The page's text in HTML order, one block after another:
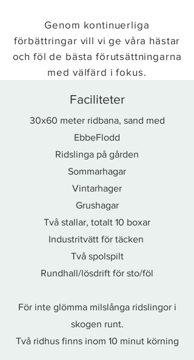
Genom kontinuerliga
förbättringar vill vi ge våra hästar
och föl de bästa förutsättningarna
med välfärd i fokus.
Faciliteter
30x60 meter ridbana, sand med
EbbeFlodd
Ridslinga på gården
Sommarhagar
Vintarhager
Grushagar
Två stallar, totalt 10 boxar
Industritvätt för täcken
Två spolspilt
Rundhall/lösdrift för sto/föl
För inte glömma milslånga ridslingor i
skogen runt.
Två ridhus finns inom 10 minut körning